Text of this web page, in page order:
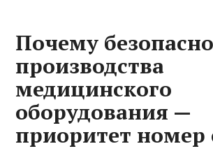
Почему
производства
медицинского
оборудования —
приоритет номер